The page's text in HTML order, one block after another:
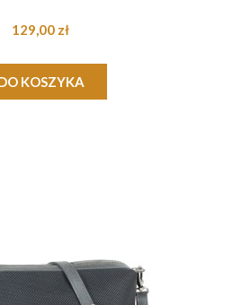
129,00 zł
KOSZYKA